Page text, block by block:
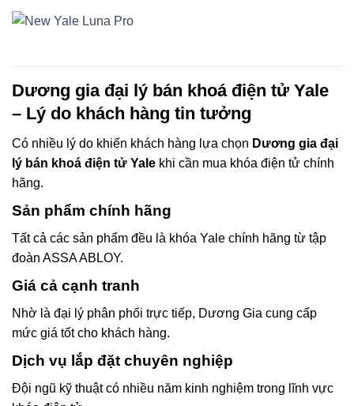
Dương gia đại lý bán khoá điện tử Yale
– Lý do khách hàng tin tưởng
Có nhiều lý do khiến khách hàng lựa chọn Dương gia đại
lý bán khoá điện tử Yale khi cần mua khóa điện tử chính
hãng.
Sản phẩm chính hãng
Tất cả các sản phẩm đều là khóa Yale chính hãng từ tập
đoàn ASSA ABLOY.
Giá cả cạnh tranh
Nhờ là đại lý phân phối trực tiếp, Dương Gia cung cấp
mức giá tốt cho khách hàng.
Dịch vụ lắp đặt chuyên nghiệp
Đội ngũ kỹ thuật có nhiều năm kinh nghiệm trong lĩnh vực